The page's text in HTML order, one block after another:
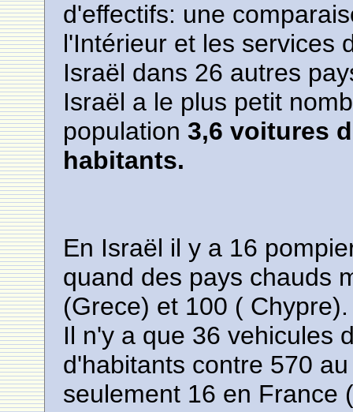
d'effectifs: une
l'Intérieur et les services
Israël dans 26 autres
Israël a le plus petit
population3,6 voitures
habitants.
En Israël il y a 16
quand des pays chauds
(Grece) et 100 ( Chypre).
Il n'y a que 36 vehicules
d'habitants contre 570
seulement 16 en France